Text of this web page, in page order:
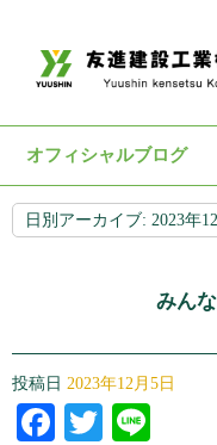
オフィシャルブログ
日別アーカイブ: 2023年
みん
投稿日 2023年12月5日
Facebook
Twitter